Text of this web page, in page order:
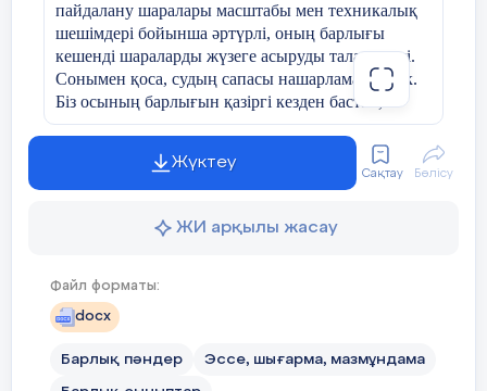
пайдалану шаралары масштабы мен техникалық
шешімдері бойынша әртүрлі, оның барлығы
кешенді шараларды жүзеге асыруды талап етеді.
Сонымен қоса, судың сапасы нашарламау керек.
Біз осының барлығын қазіргі кезден бастап,
болашаққа суды және тағы басқа маңызды
заттарды жақсы қалпында қалдыруға міндеттіміз
деп ойлаймын!!!Жүктеу
Сақтау Бөлісу
ЖИ арқылы жасау
Файл форматы:
docx
Барлық пәндер Эссе, шығарма, мазмұндама